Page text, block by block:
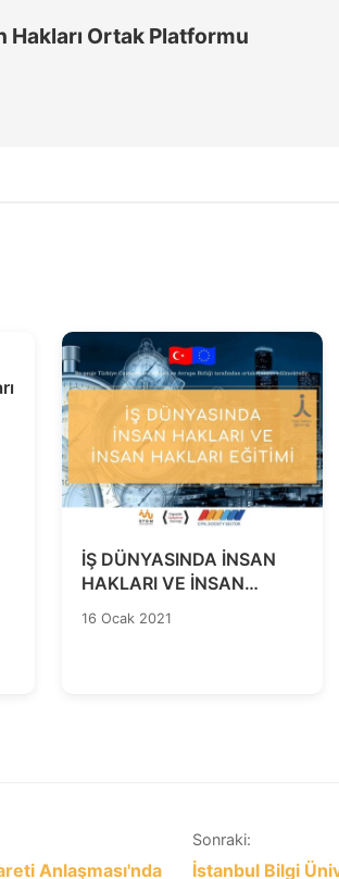
Hakları Ortak Platformu
İŞ DÜNYASINDA İNSAN
HAKLARI VE İNSAN
HAKLARI EĞİTİMİ
16 Ocak 2021
Anlaşması'nda
Sonraki:
İstanbul Bilgi